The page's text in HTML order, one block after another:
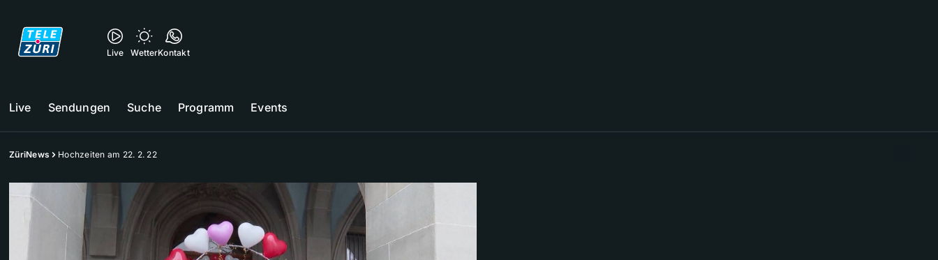
Live WetterKontakt
Live Sendungen Suche Programm Events
ZüriNews Hochzeiten am 22. 2. 22